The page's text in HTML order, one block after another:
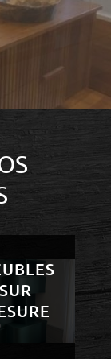
SUR